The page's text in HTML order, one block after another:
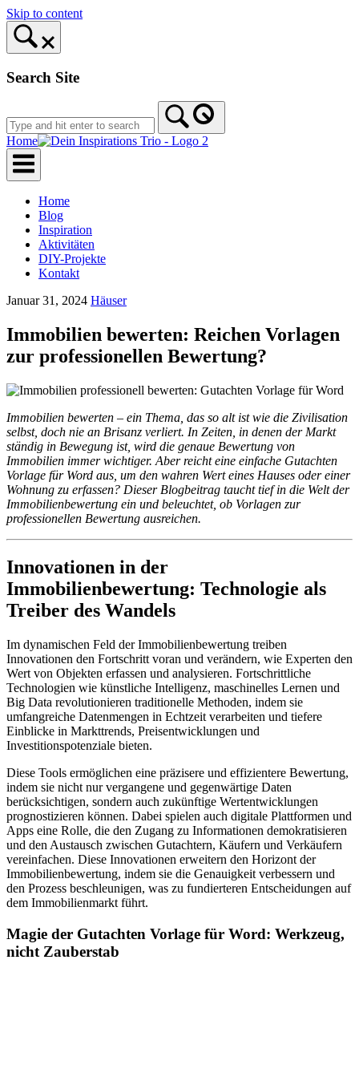
Skip to content
Search Site
Home
Home
Blog
Inspiration
Aktivitäten
DIY-Projekte
Kontakt
Januar 31, 2024 Häuser
Immobilien bewerten: Reichen Vorlagen
zur professionellen Bewertung?
Immobilien bewerten – ein Thema, das so alt ist wie die Zivilisation
selbst, doch nie an Brisanz verliert. In Zeiten, in denen der Markt
ständig in Bewegung ist, wird die genaue Bewertung von
Immobilien immer wichtiger. Aber reicht eine einfache Gutachten
Vorlage für Word aus, um den wahren Wert eines Hauses oder einer
Wohnung zu erfassen? Dieser Blogbeitrag taucht tief in die Welt der
Immobilienbewertung ein und beleuchtet, ob Vorlagen zur
professionellen Bewertung ausreichen.
Innovationen in der
Immobilienbewertung: Technologie als
Treiber des Wandels
Im dynamischen Feld der Immobilienbewertung treiben
Innovationen den Fortschritt voran und verändern, wie Experten den
Wert von Objekten erfassen und analysieren. Fortschrittliche
Technologien wie künstliche Intelligenz, maschinelles Lernen und
Big Data revolutionieren traditionelle Methoden, indem sie
umfangreiche Datenmengen in Echtzeit verarbeiten und tiefere
Einblicke in Markttrends, Preisentwicklungen und
Investitionspotenziale bieten.
Diese Tools ermöglichen eine präzisere und effizientere Bewertung,
indem sie nicht nur vergangene und gegenwärtige Daten
berücksichtigen, sondern auch zukünftige Wertentwicklungen
prognostizieren können. Dabei spielen auch digitale Plattformen und
Apps eine Rolle, die den Zugang zu Informationen demokratisieren
und den Austausch zwischen Gutachtern, Käufern und Verkäufern
vereinfachen. Diese Innovationen erweitern den Horizont der
Immobilienbewertung, indem sie die Genauigkeit verbessern und
den Prozess beschleunigen, was zu fundierteren Entscheidungen auf
dem Immobilienmarkt führt.
Magie der Gutachten Vorlage für Word: Werkzeug,
nicht Zauberstab